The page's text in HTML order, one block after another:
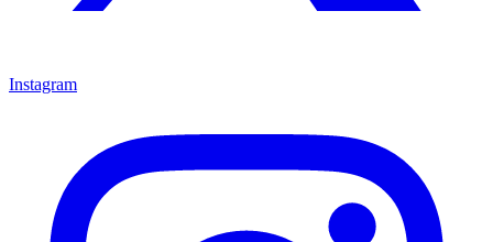
Instagram